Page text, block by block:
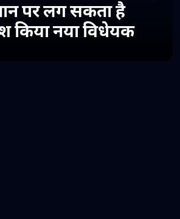
पर लग सकता है
किया नया विधेयक